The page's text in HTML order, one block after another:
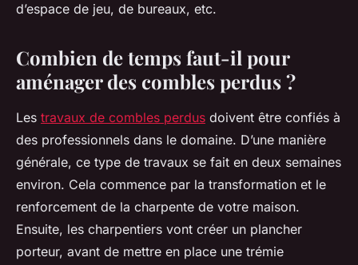
d’espace de jeu, de bureaux, etc.
Combien de temps faut-il pour
aménager des combles perdus ?
Les travaux de combles perdus doivent être confiés à
des professionnels dans le domaine. D’une manière
générale, ce type de travaux se fait en deux semaines
environ. Cela commence par la transformation et le
renforcement de la charpente de votre maison.
Ensuite, les charpentiers vont créer un plancher
porteur, avant de mettre en place une trémie